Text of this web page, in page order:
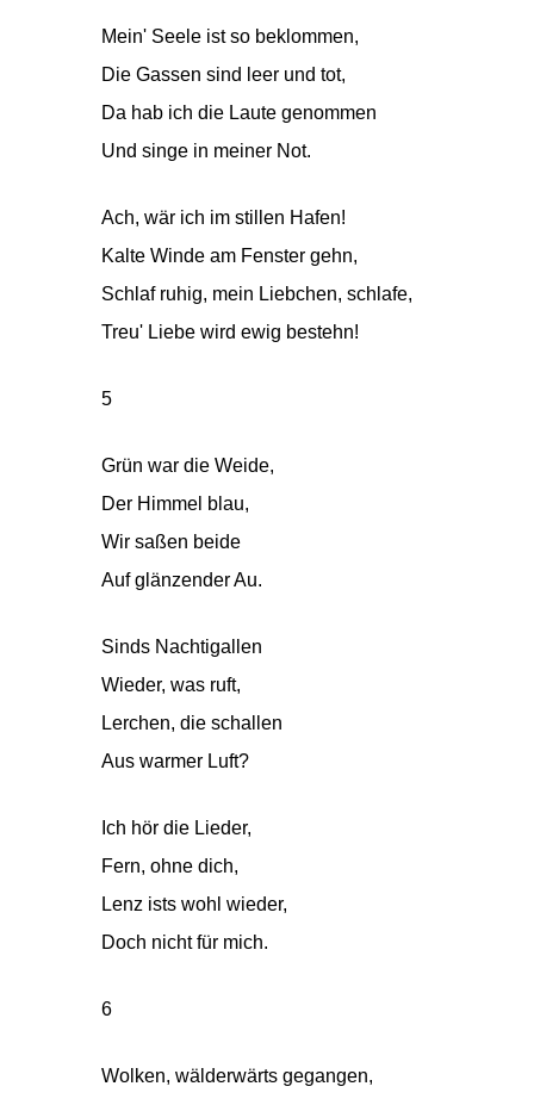
Mein' Seele ist so beklommen,
Die Gassen sind leer und tot,
Da hab ich die Laute genommen
Und singe in meiner Not.
Ach, wär ich im stillen Hafen!
Kalte Winde am Fenster gehn,
Schlaf ruhig, mein Liebchen, schlafe,
Treu' Liebe wird ewig bestehn!
5
Grün war die Weide,
Der Himmel blau,
Wir saßen beide
Auf glänzender Au.
Sinds Nachtigallen
Wieder, was ruft,
Lerchen, die schallen
Aus warmer Luft?
Ich hör die Lieder,
Fern, ohne dich,
Lenz ists wohl wieder,
Doch nicht für mich.
6
Wolken, wälderwärts gegangen,